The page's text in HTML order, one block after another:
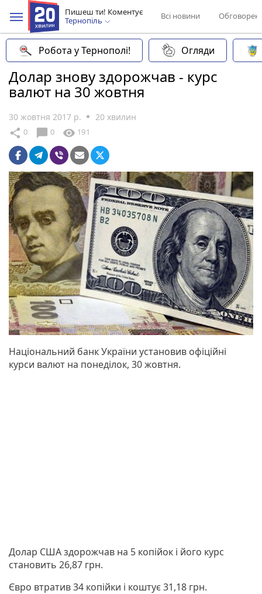
Пишеш ти! Коментує
Тернопіль
Всі новини
Робота у Тернополі! Огляди
Долар знову здорожчав - курс
валют на 30 жовтня
30 жовтня 2017 р. 20 хвилин
share 0 chat_bubble 0 visibility 191
Національний банк України установив офіційні
курси валют на понеділок, 30 жовтня.
Долар США здорожчав на 5 копійок і його курс
становить 26,87 грн.
Євро втратив 34 копійки і коштує 31,18 грн.